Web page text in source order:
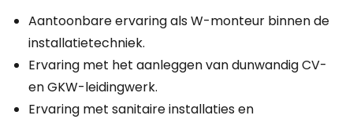
Aantoonbare ervaring als W-monteur binnen de
installatietechniek.
Ervaring met het aanleggen van dunwandig CV-
en GKW-leidingwerk.
Ervaring met sanitaire installaties en